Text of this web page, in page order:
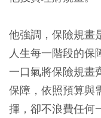
他強調，保險規畫
人生每一階段的保
一口氣將保險規畫
保障，依照預算與
揮，卻不浪費任何